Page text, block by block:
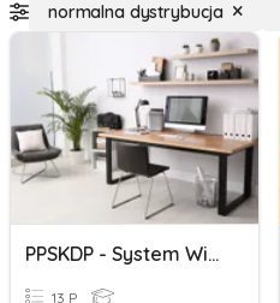
normalna dystrybucja
PPSKDP - System Windows I Licencje Oprogramowania
13 P